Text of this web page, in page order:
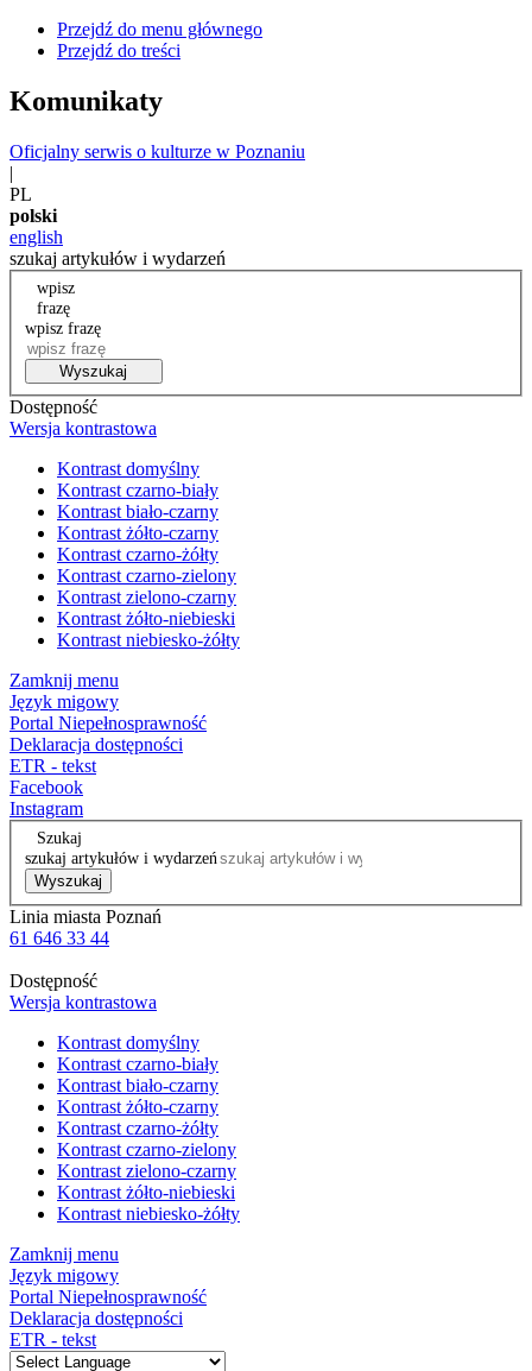
Przejdź do menu głównego
Przejdź do treści
Komunikaty
Oficjalny serwis o kulturze w Poznaniu
|
PL
polski
english
szukaj artykułów i wydarzeń
wpisz
frazę
wpisz frazę
Wyszukaj
Dostępność
Wersja kontrastowa
Kontrast domyślny
Kontrast czarno-biały
Kontrast biało-czarny
Kontrast żółto-czarny
Kontrast czarno-żółty
Kontrast czarno-zielony
Kontrast zielono-czarny
Kontrast żółto-niebieski
Kontrast niebiesko-żółty
Zamknij menu
Język migowy
Portal Niepełnosprawność
Deklaracja dostępności
ETR - tekst
Facebook
Instagram
Szukaj
szukaj artykułów i wydarzeń
Wyszukaj
Linia miasta Poznań
61 646 33 44
Dostępność
Wersja kontrastowa
Kontrast domyślny
Kontrast czarno-biały
Kontrast biało-czarny
Kontrast żółto-czarny
Kontrast czarno-żółty
Kontrast czarno-zielony
Kontrast zielono-czarny
Kontrast żółto-niebieski
Kontrast niebiesko-żółty
Zamknij menu
Język migowy
Portal Niepełnosprawność
Deklaracja dostępności
ETR - tekst